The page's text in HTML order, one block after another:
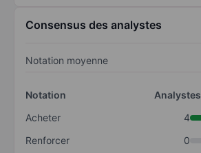
Consensus des analystes
Notation moyenne
Notation
Analystes
Acheter
4
Renforcer
0